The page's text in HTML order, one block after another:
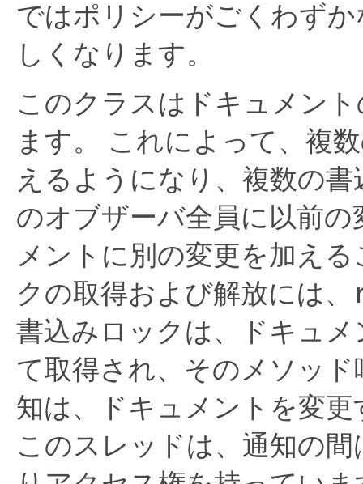
ではポリシーがごくわず
しくなります。
このクラスはドキュメン
ます。
これによって、複
えるようになり、複数の
のオブザーバ全員に以前
メントに別の変更を加え
クの取得および解放には、
書込みロックは、ドキュ
て取得され、そのメソッ
知は、ドキュメントを変
このスレッドは、通知の